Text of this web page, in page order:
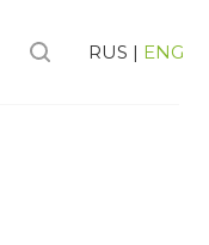
RUS | ENG